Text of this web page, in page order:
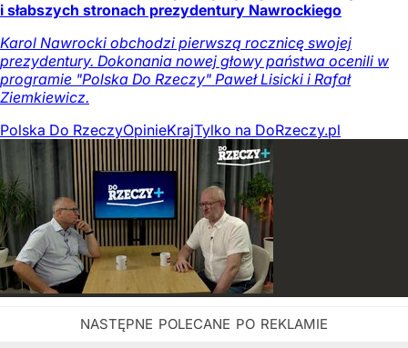
i słabszych stronach prezydentury Nawrockiego
Karol Nawrocki obchodzi pierwszą rocznicę swojej
prezydentury. Dokonania nowej głowy państwa ocenili w
programie "Polska Do Rzeczy" Paweł Lisicki i Rafał
Ziemkiewicz.
Polska Do RzeczyOpinieKrajTylko na DoRzeczy.pl